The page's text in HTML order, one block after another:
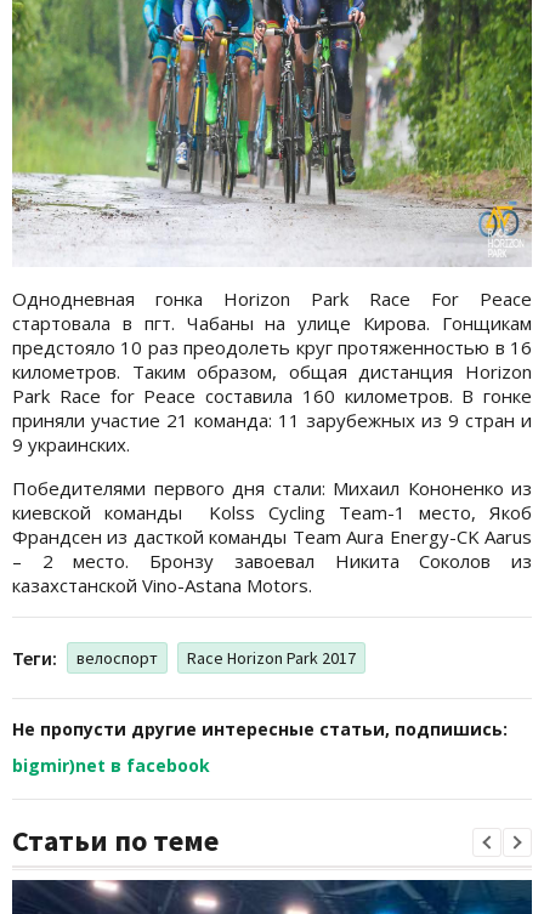
Однодневная гонка Horizon Park Race For Peace
стартовала в пгт. Чабаны на улице Кирова. Гонщикам
предстояло 10 раз преодолеть круг протяженностью в 16
километров. Таким образом, общая дистанция Horizon
Park Race for Peace составила 160 километров. В гонке
приняли участие 21 команда: 11 зарубежных из 9 стран и
9 украинских.
Победителями первого дня стали: Михаил Кононенко из
киевской команды Kolss Cycling Team-1 место, Якоб
Франдсен из дасткой команды Team Aura Energy-CK Aarus
– 2 место. Бронзу завоевал Никита Соколов из
казахстанской Vino-Astana Motors.
Теги: велоспорт Race Horizon Park 2017
Не пропусти другие интересные статьи, подпишись:
bigmir)net в facebook
Статьи по теме